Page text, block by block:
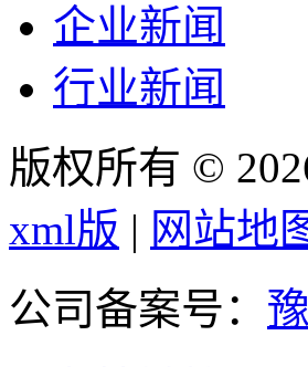
企业新闻
行业新闻
版权所有 ©
xml版 | 网站地
公司备案号：